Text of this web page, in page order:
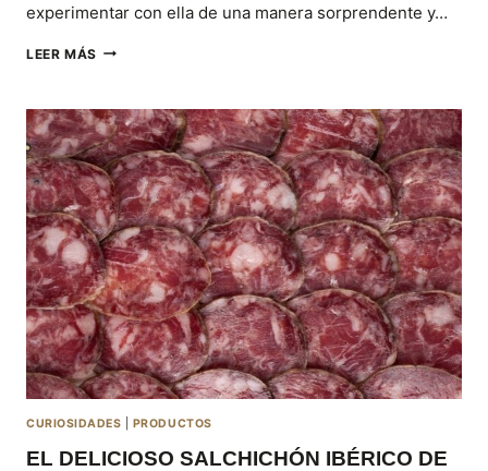
experimentar con ella de una manera sorprendente y…
LEER MÁSPARA
DE
LA
SOBRASADA
IBÉRICA,
¡CINCO
TIPS
PARA
DISFRUTARLA
AL
MÁXIMO!
CURIOSIDADES PRODUCTOS
EL DELICIOSO SALCHICHÓN IBÉRICO DE